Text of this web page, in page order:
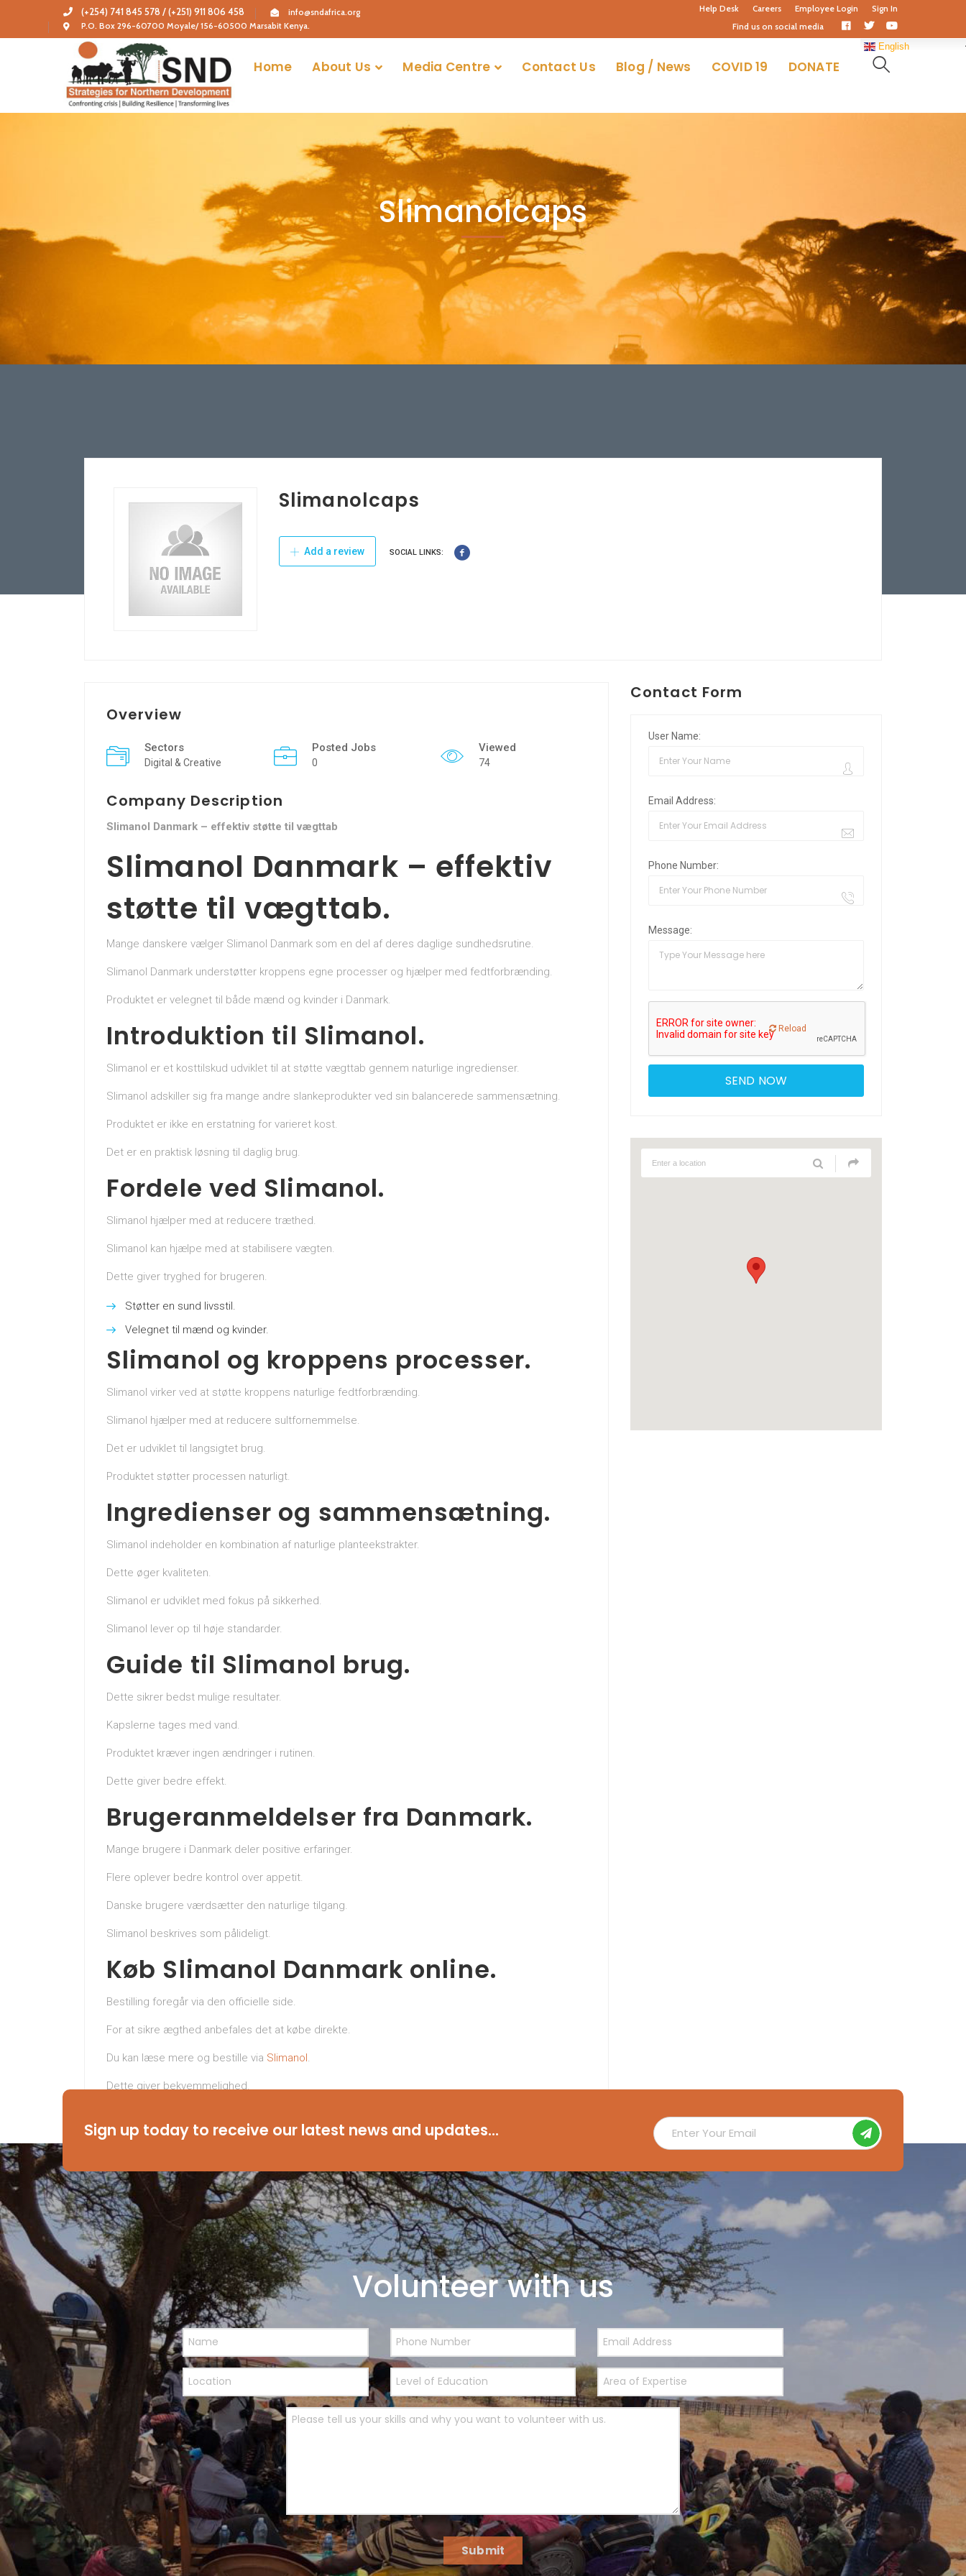
(+254) 741 845 578 / (+251) 911 806 458
info@sndafrica.org
P.O. Box 296-60700 Moyale/ 156-60500 Marsabit Kenya.
Help Desk Careers Employee Login
Sign In
Find us on social media
Facebook
Profile
Twitter
Profile
Youtube
Profile
Home About Us Media Centre Contact Us Blog / News COVID 19 DONATE
English
Slimanolcaps
Slimanolcaps
Add a review SOCIAL LINKS:
Overview
Sectors
Digital & Creative
Posted Jobs
0
Viewed
74
Company Description
Slimanol Danmark – effektiv støtte til vægttab
Slimanol Danmark – effektiv
støtte til vægttab.
Mange danskere vælger Slimanol Danmark som en del af deres daglige sundhedsrutine.
Slimanol Danmark understøtter kroppens egne processer og hjælper med fedtforbrænding.
Produktet er velegnet til både mænd og kvinder i Danmark.
Introduktion til Slimanol.
Slimanol er et kosttilskud udviklet til at støtte vægttab gennem naturlige ingredienser.
Slimanol adskiller sig fra mange andre slankeprodukter ved sin balancerede sammensætning.
Produktet er ikke en erstatning for varieret kost.
Det er en praktisk løsning til daglig brug.
Fordele ved Slimanol.
Slimanol hjælper med at reducere træthed.
Slimanol kan hjælpe med at stabilisere vægten.
Dette giver tryghed for brugeren.
Støtter en sund livsstil.
Velegnet til mænd og kvinder.
Slimanol og kroppens processer.
Slimanol virker ved at støtte kroppens naturlige fedtforbrænding.
Slimanol hjælper med at reducere sultfornemmelse.
Det er udviklet til langsigtet brug.
Produktet støtter processen naturligt.
Ingredienser og sammensætning.
Slimanol indeholder en kombination af naturlige planteekstrakter.
Dette øger kvaliteten.
Slimanol er udviklet med fokus på sikkerhed.
Slimanol lever op til høje standarder.
Guide til Slimanol brug.
Dette sikrer bedst mulige resultater.
Kapslerne tages med vand.
Produktet kræver ingen ændringer i rutinen.
Dette giver bedre effekt.
Brugeranmeldelser fra Danmark.
Mange brugere i Danmark deler positive erfaringer.
Flere oplever bedre kontrol over appetit.
Danske brugere værdsætter den naturlige tilgang.
Slimanol beskrives som pålideligt.
Køb Slimanol Danmark online.
Bestilling foregår via den officielle side.
For at sikre ægthed anbefales det at købe direkte.
Du kan læse mere og bestille via Slimanol.
Dette giver bekvemmelighed.
Contact Form
User Name:
Email Address:
Phone Number:
Message:
Reload
Sign up today to receive our latest news and updates...
Volunteer with us
Submit